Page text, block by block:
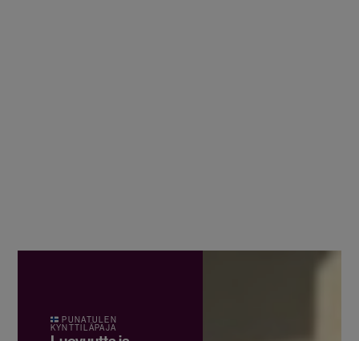
PUNATULEN
KYNTTILÄPAJA